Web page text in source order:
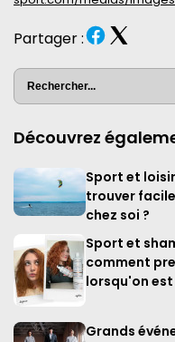
Partager :
Découvrez
Sport et
trouver
chez soi ?
Sport et
comment
lorsqu'on
Grands